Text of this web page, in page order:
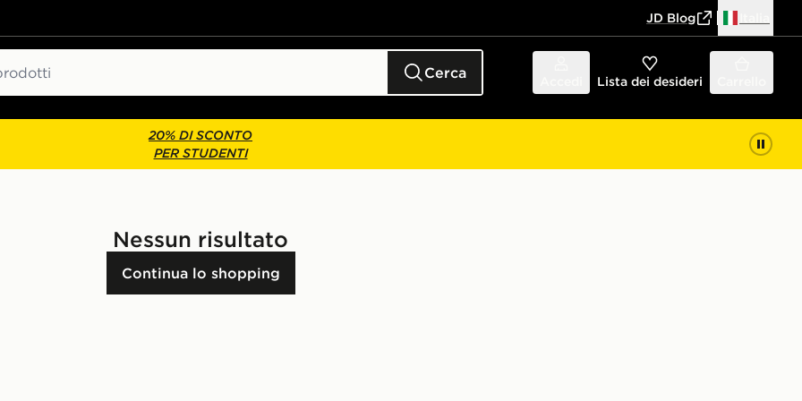
JD Blog
Cerca Lista dei desideri
20% DI SCONTO
PER STUDENTI
Nessun risultato
Continua lo shopping